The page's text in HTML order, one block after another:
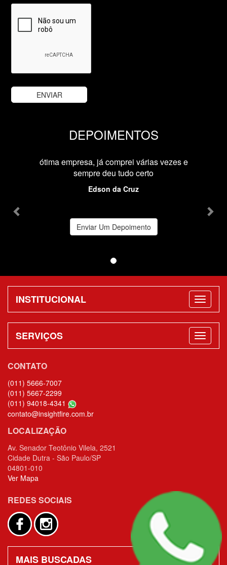
DEPOIMENTOS
ótima empresa, já comprei várias vezes e
sempre deu tudo certo
Edson da Cruz
Enviar Um Depoimento
INSTITUCIONAL
SERVIÇOS
CONTATO
(011) 5666-7007
(011) 5667-2299
(011) 94018-4341
contato@insightfire.com.br
LOCALIZAÇÃO
Av. Senador Teotônio Vilela, 2521
Cidade Dutra - São Paulo/SP
04801-010
Ver Mapa
REDES SOCIAIS
MAIS BUSCADAS